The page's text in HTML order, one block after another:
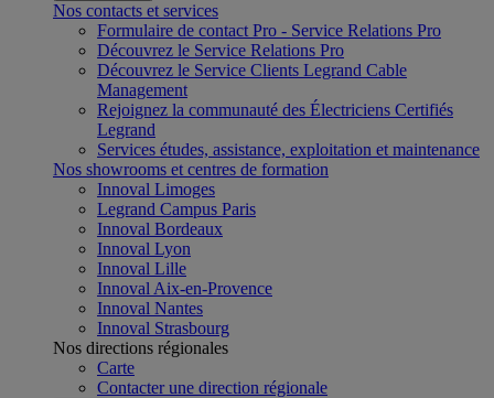
Nos contacts et services
Formulaire de contact Pro - Service Relations Pro
Découvrez le Service Relations Pro
Découvrez le Service Clients Legrand Cable
Management
Rejoignez la communauté des Électriciens Certifiés
Legrand
Services études, assistance, exploitation et maintenance
Nos showrooms et centres de formation
Innoval Limoges
Legrand Campus Paris
Innoval Bordeaux
Innoval Lyon
Innoval Lille
Innoval Aix-en-Provence
Innoval Nantes
Innoval Strasbourg
Nos directions régionales
Carte
Contacter une direction régionale